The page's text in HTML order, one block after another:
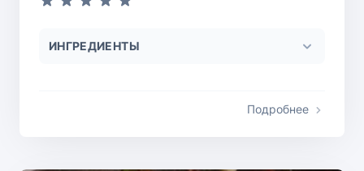
ИНГРЕДИЕНТЫ
Подробнее